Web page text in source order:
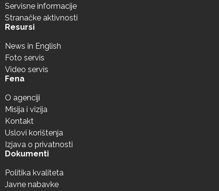
Servisne informacije
Stranačke aktivnosti
Resursi
News in English
Foto servis
Video servis
Fena
O agenciji
Misija i vizija
Kontakt
Uslovi korištenja
Izjava o privatnosti
Dokumenti
Politika kvaliteta
Javne nabavke